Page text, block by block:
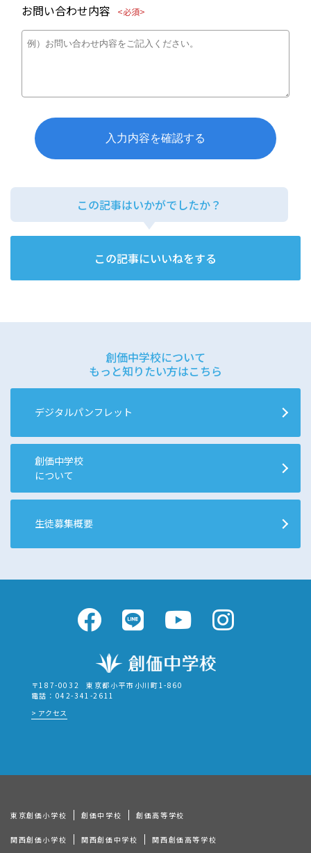
お問い合わせ内容 <必須>
この記事はいかがでしたか？
この記事にいいねをする
創価中学校について
もっと知りたい方はこちら
デジタルパンフレット
創価中学校
について
生徒募集概要
〒187-0032
東京都小平市小川町1-860
電話：042-341-2611
アクセス
東京創価小学校 創価中学校 創価高等学校
関西創価小学校 関西創価中学校 関西創価高等学校